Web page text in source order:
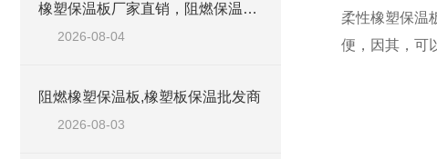
橡塑保温板厂家直销，阻燃保温橡塑板材
2026-08-04
阻燃橡塑保温板,橡塑板保温批发商
2026-08-03
柔性橡塑保温
便，因其，可